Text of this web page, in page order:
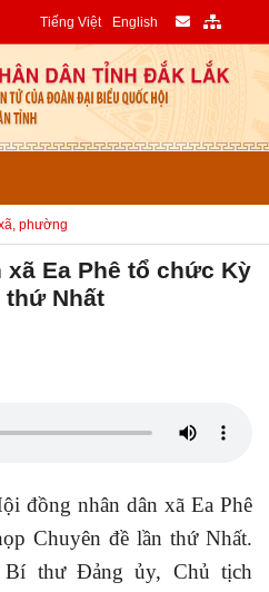
Tiếng Việt English
phường
Ea Phê tổ chức Kỳ
thứ Nhất
đồng nhân dân xã Ea Phê
Chuyên đề lần thứ Nhất.
Bí thư Đảng ủy, Chủ tịch